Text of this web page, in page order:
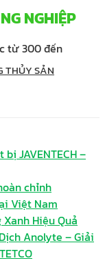
THỦY SẢN
NGHIỆP
từ 300 đến
JAVENTECH –
chỉnh
Việt Nam
Xanh Hiệu Quả
Anolyte – Giải